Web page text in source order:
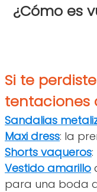
¿Cómo es
Si te
tentaciones
Sandalias
Maxi dress: la
Shorts vaqueros
Vestido amarillo
para una boda